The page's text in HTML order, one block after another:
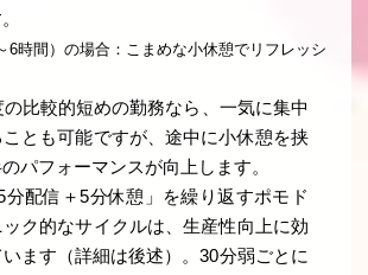
間）の場合：こまめな小休憩でリフレッシ
比較的短めの勤務なら、一気に集中
ことも可能ですが、途中に小休憩を挟
パフォーマンスが向上します。
分配信＋5分休憩」を繰り返すポモド
ク的なサイクルは、生産性向上に効
ます（詳細は後述）。30分弱ごとに